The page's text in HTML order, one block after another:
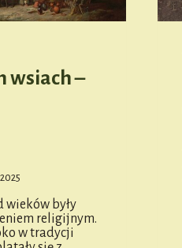
wsiach –
wieków były
religijnym.
w tradycji